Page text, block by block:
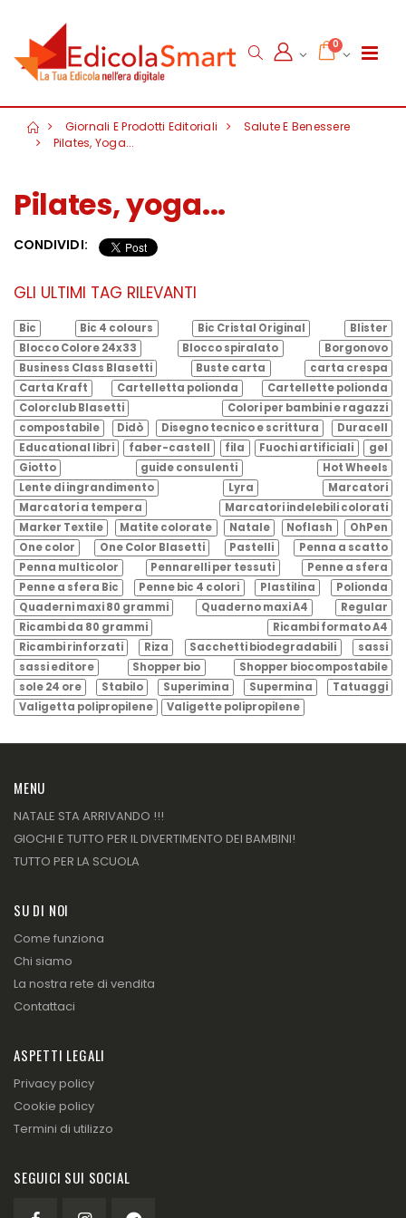
0
Giornali E Prodotti Editoriali
Salute E Benessere
Pilates, Yoga...
Pilates, yoga...
CONDIVIDI:
GLI ULTIMI TAG RILEVANTI
Bic Bic 4 colours Bic Cristal Original
Blister
Blocco Colore 24x33
Blocco spiralato
Borgonovo
Business Class Blasetti
Buste carta
carta crespa
Carta Kraft
Cartelletta polionda
Cartellette polionda
Colorclub Blasetti
Colori per bambini e ragazzi
compostabile
Didò Disegno tecnico e scrittura
Duracell
Educational libri
faber-castell fila Fuochi artificiali
gel
Giotto
guide consulenti
Hot Wheels
Lente di ingrandimento
Lyra
Marcatori
Marcatori a tempera
Marcatori indelebili colorati
Marker Textile
Matite colorate Natale Noflash
OhPen
One color
One Color Blasetti Pastelli
Penna a scatto
Penna multicolor
Pennarelli per tessuti
Penne a sfera
Penne a sfera Bic
Penne bic 4 colori Plastilina
Polionda
Quaderni maxi 80 grammi
Quaderno maxi A4
Regular
Ricambi da 80 grammi
Ricambi formato A4
Ricambi rinforzati
Riza Sacchetti biodegradabili
sassi
sassi editore
Shopper bio
Shopper biocompostabile
sole 24 ore
Stabilo Superimina Supermina
Tatuaggi
Valigetta polipropilene
Valigette polipropilene
MENU
NATALE STA ARRIVANDO !!!
GIOCHI E TUTTO PER IL DIVERTIMENTO DEI BAMBINI!
TUTTO PER LA SCUOLA
SU DI NOI
Come funziona
Chi siamo
La nostra rete di vendita
Contattaci
ASPETTI LEGALI
Privacy policy
Cookie policy
Termini di utilizzo
SEGUICI SUI SOCIAL